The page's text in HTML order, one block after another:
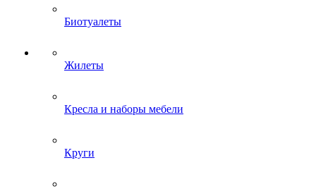
Биотуалеты
Жилеты
Кресла и наборы мебели
Круги